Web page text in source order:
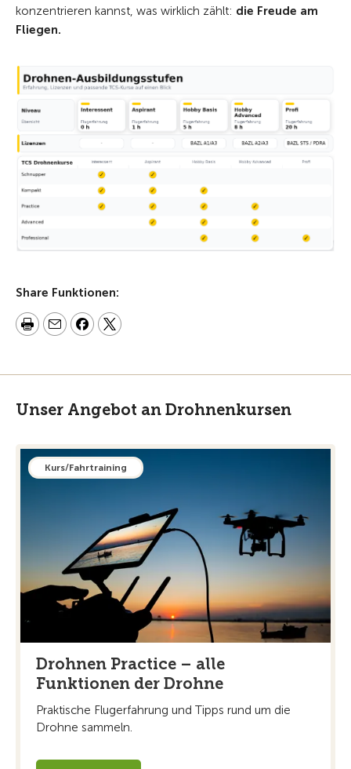
konzentrieren kannst, was wirklich zählt: die Freude am
Fliegen.
Share Funktionen:
Unser Angebot an Drohnenkursen
Kurs/Fahrtraining
Drohnen Practice – alle
Funktionen der Drohne
Praktische Flugerfahrung und Tipps rund um die
Drohne sammeln.